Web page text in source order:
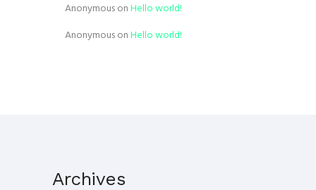
AnonymousonHello world!
AnonymousonHello world!
Archives